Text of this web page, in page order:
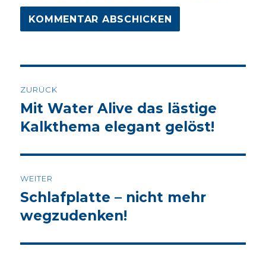
Navigation
ZURÜCK
Vorheriger
Beitrag:
Mit Water Alive das lästige
Kalkthema elegant gelöst!
WEITER
Nächster
Beitrag:
Schlafplatte – nicht mehr
wegzudenken!